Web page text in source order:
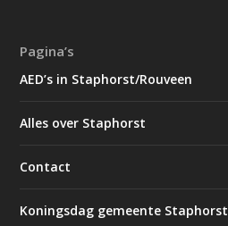
Pagina’s
AED’s in Staphorst/Rouveen
Alles over Staphorst
Contact
Koningsdag gemeente Staphorst